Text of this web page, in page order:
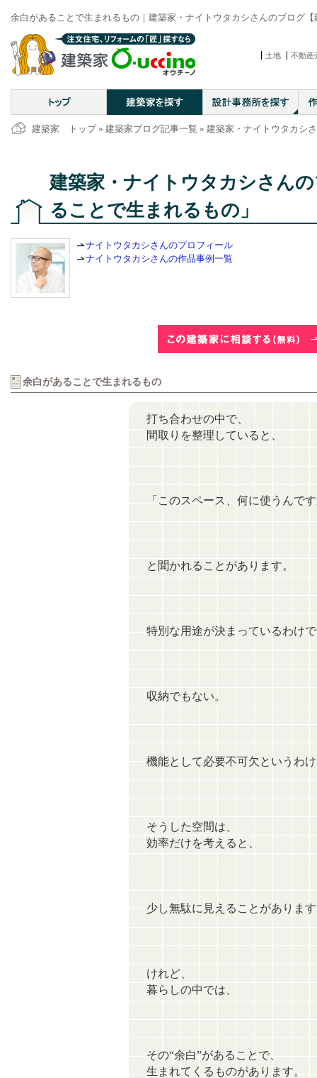
余白があることで生まれるもの｜建築家・ナイトウタカシさんのブログ
土地 不動産
建築家 トップ» 建築家ブログ記事一覧 » 建築家・ナイトウタカシ
建築家・ナイトウタカシさん
ることで生まれるもの」
ナイトウタカシさんのプロフィール
ナイトウタカシさんの作品事例一覧
余白があることで生まれるもの
打ち合わせの中で、
間取りを整理していると、
「このスペース、何に使うんで
と聞かれることがあります。
特別な用途が決まっているわけ
収納でもない。
機能として必要不可欠というわ
そうした空間は、
効率だけを考えると、
少し無駄に見えることがありま
けれど、
暮らしの中では、
その“余白”があることで、
生まれてくるものがあります。